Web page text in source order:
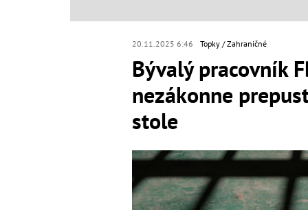
20.11.2025 6:46 Topky Zahraničné
Bývalý pracovník
nezákonne
stole